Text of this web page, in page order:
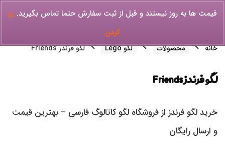
قیمت ها به روز نیستند و قبل از ثبت سفارش حتما تماس بگیرید. رد
کردن
خانه محصولات لگو Lego لگو فرندز Friends
لگو فرندز Friends
خرید لگو فرندز از فروشگاه لگو کاتالوگ فارسی – بهترین قیمت
و ارسال رایگان